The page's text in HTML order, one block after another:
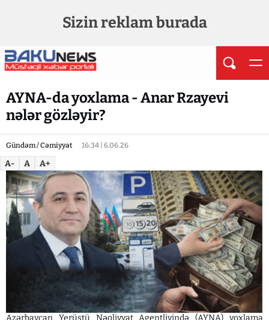
Sizin reklam burada
AYNA-da yoxlama - Anar Rzayevi
nələr gözləyir?
Gündəm / Cəmiyyət 16:34 | 6.06.26
A- A A+
Azərbaycan Yerüstü Nəqliyyat Agentliyində (AYNA) yoxlama